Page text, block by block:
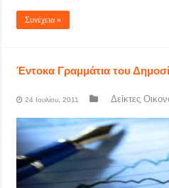
Συνέχεια »
Έντοκα Γραμμάτια του
24 Ιουλίου, 2011 Δείκτες